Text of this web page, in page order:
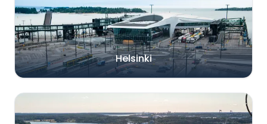
Helsinki